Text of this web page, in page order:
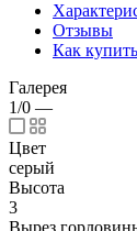
Отзывы
Как купить
Галерея
1/0 —
Цвет
серый
Высота
3
Вырез